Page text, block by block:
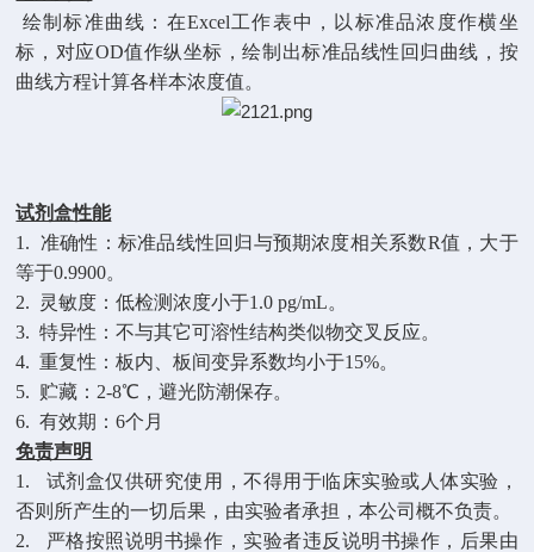
绘制标准曲线：在Excel工作表中，以标准品浓度作横坐
标，对应OD值作纵坐标，绘制出标准品线性回归曲线，按
曲线方程计算各样本浓度值。
试剂盒性能
1. 准确性：标准品线性回归与预期浓度相关系数R值，大于
等于0.9900。
2.
灵敏度：低检测浓度小于1.0 pg/mL。
3. 特异性：不与其它可溶性结构类似物交叉反应。
4. 重复性：板内、板间变异系数均小于15%。
5. 贮藏： 2-8℃，避光防潮保存。
6. 有效期：6个月
免责声明
1.
试剂盒仅供研究使用，不得用于临床实验或 人体实验，
否则所产生的一切后果，由实验者承担，本公司概不负责。
2.
严格按照说明书操作，实验者违反说明书操作，后果由